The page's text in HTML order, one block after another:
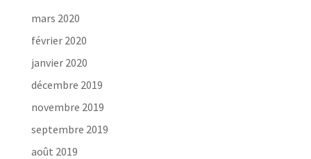
mars 2020
février 2020
janvier 2020
décembre 2019
novembre 2019
septembre 2019
août 2019